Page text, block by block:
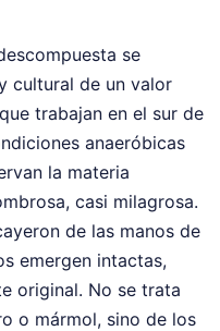
se
cultural de un valor
trabajan en el sur de
anaeróbicas
la materia
casi milagrosa.
de las manos de
emergen intactas,
original. No se trata
o mármol, sino de los